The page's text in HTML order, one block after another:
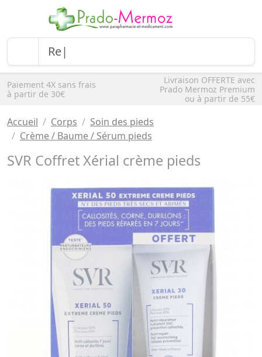
Paiement 4X sans frais
à partir de 30€
Livraison OFFERTE avec
Prado Mermoz Premium
ou à partir de 55€
Accueil Corps
Soin des pieds
Crème / Baume / Sérum pieds
SVR Coffret Xérial crème pieds